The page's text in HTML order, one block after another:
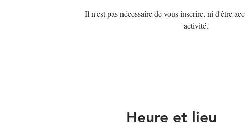
Il n'est pas nécessaire de vous inscrire, ni d'être
activité.
Heure et lieu